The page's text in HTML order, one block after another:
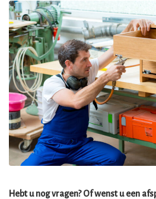
Hebt u nog vragen? Of wenst u een